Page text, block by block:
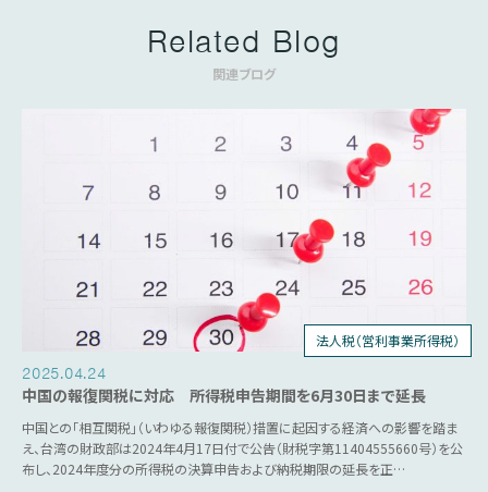
Related Blog
関連ブログ
個人所得税
法人税（営利事業所得税）
2025.04.24
中国の報復関税に対応 所得税申告期間を6月30日まで延長
中国との「相互関税」（いわゆる報復関税）措置に起因する経済への影響を踏ま
え、台湾の財政部は2024年4月17日付で公告（財税字第11404555660号）を公
布し、2024年度分の所得税の決算申告および納税期限の延長を正…